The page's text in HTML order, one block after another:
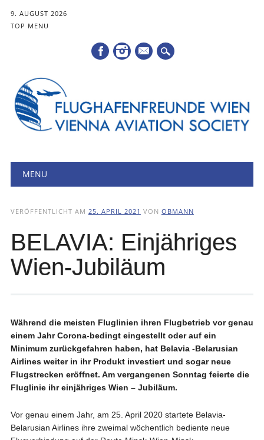
9. AUGUST 2026
TOP MENU
Mail
Hauptmenü
MENU
VERÖFFENTLICHT AM 25. APRIL 2021 VON OBMANN
BELAVIA: Einjähriges
Wien-Jubiläum
Während die meisten Fluglinien ihren Flugbetrieb vor genau
einem Jahr Corona-bedingt eingestellt oder auf ein
Minimum zurückgefahren haben, hat Belavia -Belarusian
Airlines weiter in ihr Produkt investiert und sogar neue
Flugstrecken eröffnet. Am vergangenen Sonntag feierte die
Fluglinie ihr einjähriges Wien – Jubiläum.
Vor genau einem Jahr, am 25. April 2020 startete Belavia-
Belarusian Airlines ihre zweimal wöchentlich bediente neue